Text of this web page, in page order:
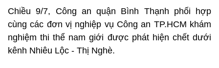
Chiều 9/7, Công an quận Bình Thạnh phối hợp
cùng các đơn vị nghiệp vụ Công an TP.HCM khám
nghiệm thi thể nam giới được phát hiện chết dưới
kênh Nhiêu Lộc - Thị Nghè.